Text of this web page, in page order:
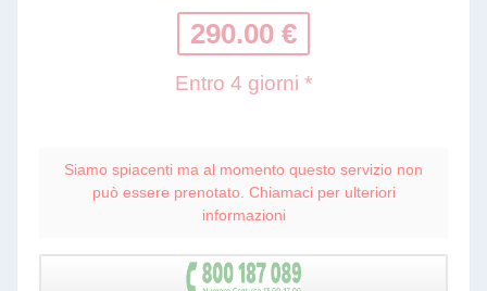
290.00 €
Entro 4 giorni *
Siamo spiacenti ma al momento questo servizio non
può essere prenotato. Chiamaci per ulteriori
informazioni